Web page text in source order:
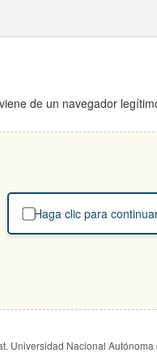
de un navegador
Haga clic para
Universidad Nacional Autónoma